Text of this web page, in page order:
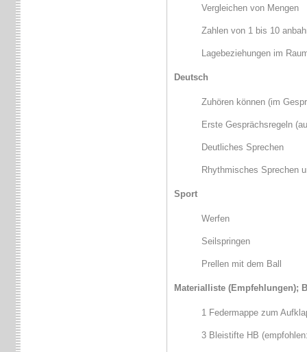
Vergleichen von Mengen
Zahlen von 1 bis 10
Lagebeziehungen im
Deutsch
Zuhören können (im
Erste Gesprächsregeln
Deutliches Sprechen
Rhythmisches Sprechen
Sport
Werfen
Seilspringen
Prellen mit dem Ball
Materialliste (Empfehlungen);
1 Federmappe zum
3 Bleistifte HB